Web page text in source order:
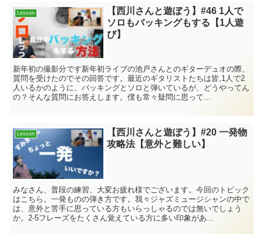
Lesson
【西川さんと遊ぼう】#46 1人で
ソロもバッキングもする【1人遊
び】
新年初の撮影分です新年初ライブの池戸さんとのギターデュオの際、
質問を受けたのでその回答です。最近のギタリストたちは皆,1人で2
人いるかのように、バッキングとソロと弾いているが、どうやってん
の？そんな質問にお答えします。僕も常々疑問に思って...
Lesson
【西川さんと遊ぼう】#20 一発物
攻略法【意外と難しい】
みなさん、普段の練習、大変お疲れ様でございます。今回のトピック
はこちら。一発ものの弾き方です。我々ジャズミュージシャンの中で
は、意外と苦手に思っている方もいらっしゃるのでは無いでしょう
か。2-5フレーズをたくさん覚えている方に多い印象があ...